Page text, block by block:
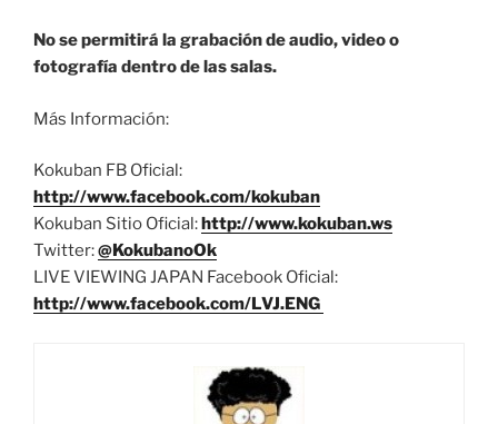
No se permitirá la grabación de audio, video o
fotografía dentro de las salas.
Más Información:
Kokuban FB Oficial:
http://www.facebook.com/kokuban
Kokuban Sitio Oficial:http://www.kokuban.ws
Twitter:@KokubanoOk
LIVE VIEWING JAPAN Facebook Oficial:
http://www.facebook.com/LVJ.ENG